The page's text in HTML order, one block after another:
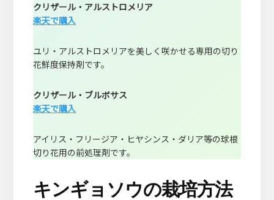
クリザール・アルストロメリア
楽天で購入
ユリ・アルストロメリアを美しく咲かせる専用の切り
花鮮度保持剤です。
クリザール・ブルボサス
楽天で購入
アイリス・フリージア・ヒヤシンス・ダリア等の球根
切り花用の前処理剤です。
キンギョソウの栽培方法